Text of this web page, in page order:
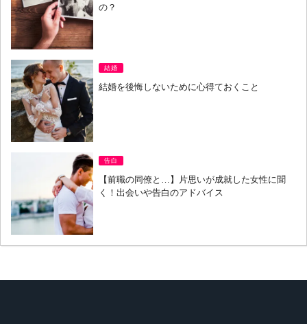
の？
結婚
結婚を後悔しないために心得ておくこと
告白
【前職の同僚と…】片思いが成就した女性に聞
く！出会いや告白のアドバイス